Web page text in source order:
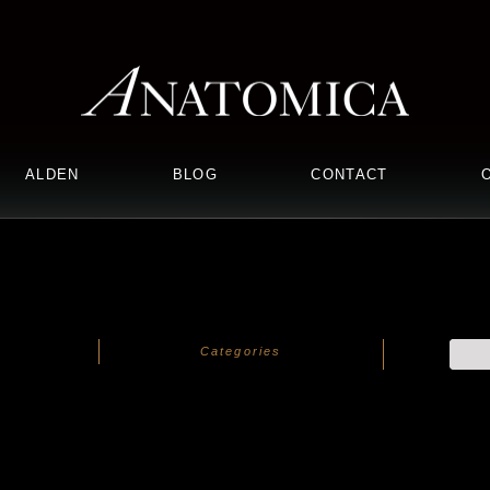
ALDEN BLOG CONTACT
Categories